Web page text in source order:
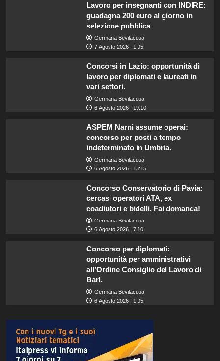
Lavoro per insegnanti con INDIRE:
guadagna 200 euro al giorno in
selezione pubblica.
Germana Bevilacqua
7 Agosto 2026 : 1:05
Concorsi in Lazio: opportunità di
lavoro per diplomati e laureati in
vari settori.
Germana Bevilacqua
6 Agosto 2026 : 19:10
ASPEM Narni assume operai:
concorso per posti a tempo
indeterminato in Umbria.
Germana Bevilacqua
6 Agosto 2026 : 13:15
Concorso Conservatorio di Pavia:
cercasi operatori ATA, ex
coadiutori e bidelli. Fai domanda!
Germana Bevilacqua
6 Agosto 2026 : 7:10
Concorso per diplomati:
opportunità per amministrativi
all’Ordine Consiglio del Lavoro di
Bari.
Germana Bevilacqua
6 Agosto 2026 : 1:05